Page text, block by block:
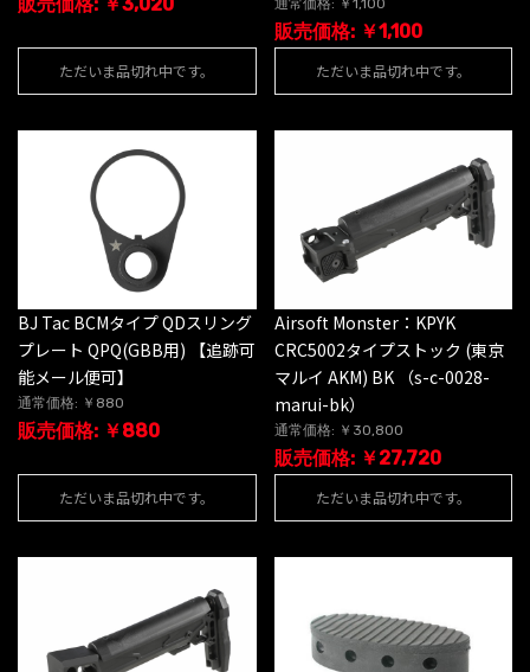
ただいま品切れ中です。
通常価格: ￥1,100
販売価格: ￥1,100
ただいま品切れ中です。
BJ Tac BCMタイプ QDスリング
プレート QPQ(GBB用) 【追跡可
能メール便可】
通常価格: ￥880
販売価格: ￥880
ただいま品切れ中です。
Airsoft Monster：KPYK
CRC5002タイプストック (東京
マルイ AKM) BK （s-c-0028-
marui-bk）
通常価格: ￥30,800
販売価格: ￥27,720
ただいま品切れ中です。